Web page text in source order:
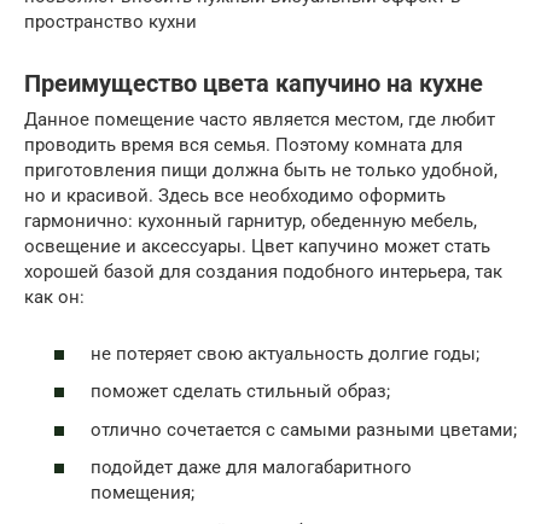
пространство кухни
Преимущество цвета капучино на кухне
Данное помещение часто является местом, где любит
проводить время вся семья. Поэтому комната для
приготовления пищи должна быть не только удобной,
но и красивой. Здесь все необходимо оформить
гармонично: кухонный гарнитур, обеденную мебель,
освещение и аксессуары. Цвет капучино может стать
хорошей базой для создания подобного интерьера, так
как он:
не потеряет свою актуальность долгие годы;
поможет сделать стильный образ;
отлично сочетается с самыми разными цветами;
подойдет даже для малогабаритного
помещения;